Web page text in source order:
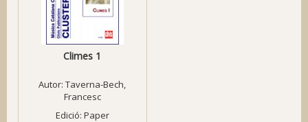
Climes 1
Autor:Taverna-Bech,
Francesc
Edició: Paper